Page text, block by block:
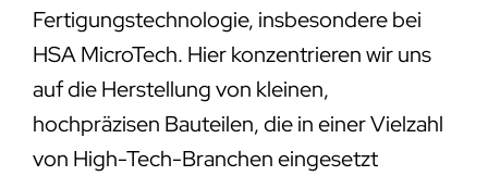
Fertigungstechnologie, insbesondere bei
HSA MicroTech. Hier konzentrieren wir uns
auf die Herstellung von kleinen,
hochpräzisen Bauteilen, die in einer Vielzahl
von High-Tech-Branchen eingesetzt